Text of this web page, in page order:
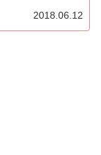
2018.06.12